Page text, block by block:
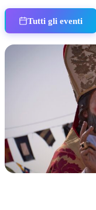
Tutti gli eventi
San Basso 2026 -